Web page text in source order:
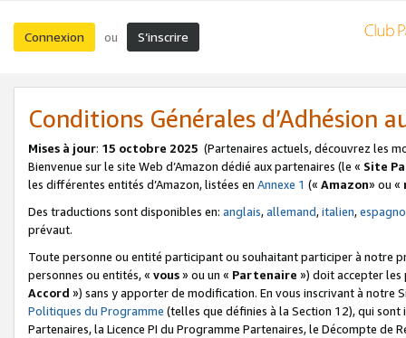
Connexion ou S’inscrire
Conditions Générales d’Adhésion
Mises à jour: 15 octobre 2025 (Partenaires actuels, découvrez les
Bienvenue sur le site Web d’Amazon dédié aux partenaires (le « Site
les différentes entités d’Amazon, listées en Annexe 1 (« Amazon» ou «
Des traductions sont disponibles en: anglais,allemand,italien,
prévaut.
Toute personne ou entité participant ou souhaitant participer à notre
personnes ou entités, « vous» ou un « Partenaire ») doit accepter les
Accord ») sans y apporter de modification. En vous inscrivant à notre
Politiques du Programme (telles que définies à la Section 12), qui
Partenaires, la Licence PI du Programme Partenaires, le Décompte de